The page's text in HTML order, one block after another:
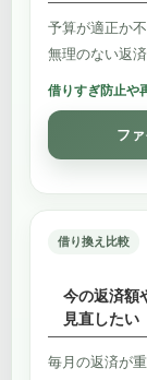
予算が適正か
無理のない返
借りすぎ防止や
フ
借り換え比較
今の返済額
見直したい
毎月の返済が